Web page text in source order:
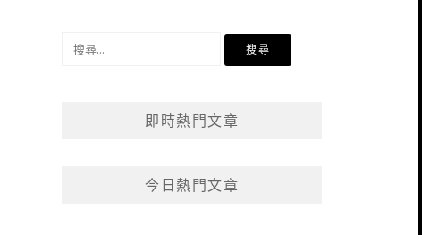
即時熱門文章
今日熱門文章